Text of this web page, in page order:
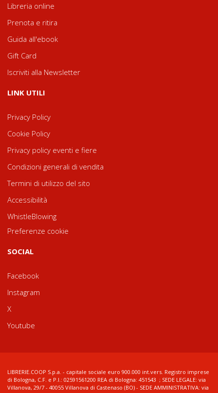
Libreria online
Prenota e ritira
Guida all'ebook
Gift Card
Iscriviti alla Newsletter
LINK UTILI
Privacy Policy
Cookie Policy
Privacy policy eventi e fiere
Condizioni generali di vendita
Termini di utilizzo del sito
Accessibilità
WhistleBlowing
Preferenze cookie
SOCIAL
Facebook
Instagram
X
Youtube
LIBRERIE.COOP S.p.a. - capitale sociale euro 900.000 int.vers. Registro imprese
di Bologna, C.F. e P.I.: 02591561200 REA di Bologna: 451543 ; SEDE LEGALE: via
Villanova, 29/7 - 40055 Villanova di Castenaso (BO) - SEDE AMMINISTRATIVA: via